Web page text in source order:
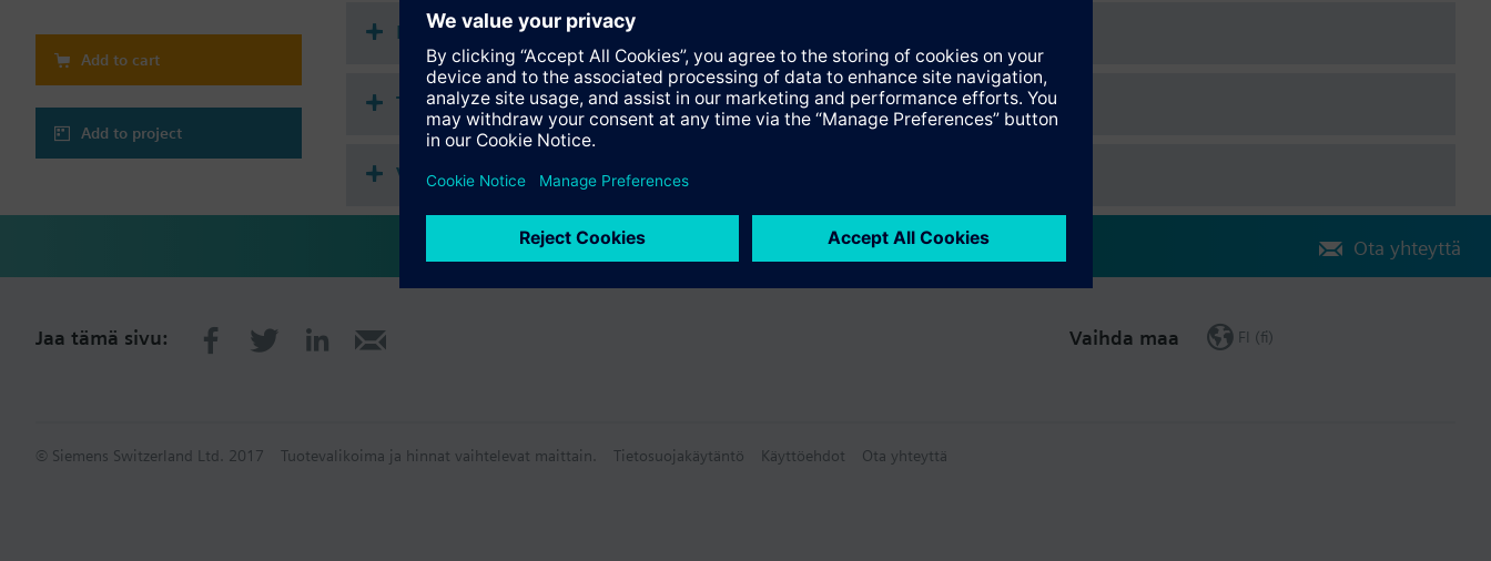
Add to cart
Add to project
Dokumentaatio
Tekninen yhteenveto
Valittavat lisävarusteet
Ota yhteyttä
Jaa tämä sivu: Vaihda maa FI (fi)
© Siemens Switzerland Ltd. 2017 Tuotevalikoima ja hinnat vaihtelevat maittain. Tietosuojakäytäntö Käyttöehdot Ota yhteyttä